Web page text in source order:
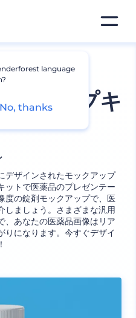
クアップキ
デザインされたモックアップ
ットで医薬品のプレゼンテー
度の錠剤モックアップで、医
しましょう。さまざまな汎用
、あなたの医薬品画像はリア
りになります。今すぐデザイ
language
No, thanks